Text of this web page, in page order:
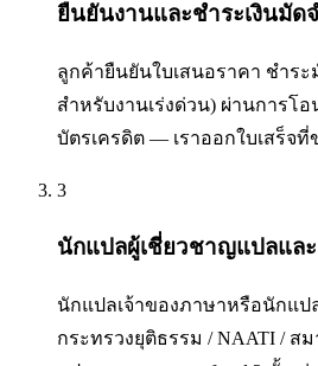
ยืนยันงานและชำระเงินมัด
ลูกค้ายืนยันใบเสนอราคา ชำระ
สำหรับงานเร่งด่วน) ผ่านการโอ
บัตรเครดิต — เราออกใบเสร็จ
3
นักแปลผู้เชี่ยวชาญแปลแล
นักแปลเจ้าของภาษาหรือนักแป
กระทรวงยุติธรรม / NAATI / ส